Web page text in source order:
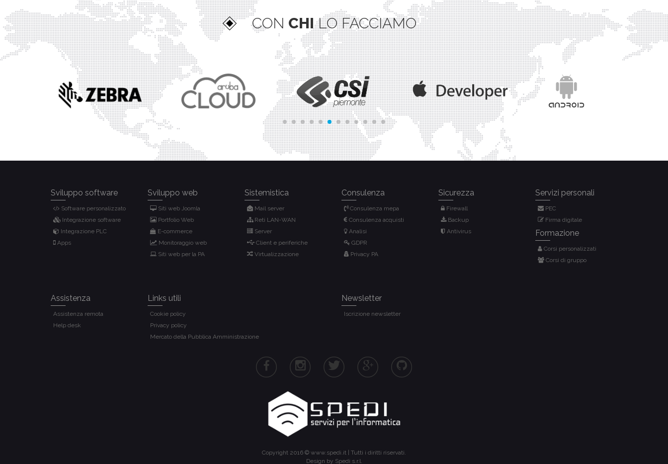
CON CHILO FACCIAMO
Sviluppo software
Software personalizzato
Integrazione software
Integrazione PLC
Apps
Sviluppo web
Siti web Joomla
Portfolio Web
E-commerce
Monitoraggio web
Siti web per la PA
Sistemistica
Mail server
Reti LAN-WAN
Server
Client e periferiche
Virtualizzazione
Consulenza
Consulenza mepa
Consulenza acquisti
Analisi
GDPR
Privacy PA
Sicurezza
Firewall
Backup
Antivirus
Servizi personali
PEC
Firma digitale
Formazione
Corsi personalizzati
Corsi di gruppo
Assistenza
Assistenza remota
Help desk
Links utili
Cookie policy
Privacy policy
Mercato della Pubblica Amministrazione
Newsletter
Iscrizione newsletter
Copyright 2016 © www.spedi.it | Tutti i diritti riservati.
Design by Spedi s.r.l.